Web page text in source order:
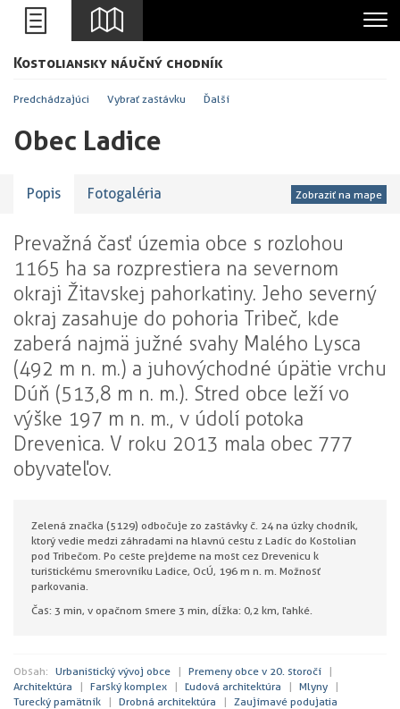
+
-
Kostoliansky náučný chodník
Predchádzajúci Vybrať zastávku Ďalší
Obec Ladice
Popis Fotogaléria Zobraziť na mape
Prevažná časť územia obce s rozlohou
1165 ha sa rozprestiera na severnom
okraji Žitavskej pahorkatiny. Jeho severný
okraj zasahuje do pohoria Tribeč, kde
zaberá najmä južné svahy Malého Lysca
(492 m n. m.) a juhovýchodné úpätie vrchu
Dúň (513,8 m n. m.). Stred obce leží vo
výške 197 m n. m., v údolí potoka
Drevenica. V roku 2013 mala obec 777
obyvateľov.
Zelená značka (5129) odbočuje zo zastávky č. 24 na úzky chodník,
ktorý vedie medzi záhradami na hlavnú cestu z Ladíc do Kostolian
pod Tribečom. Po ceste prejdeme na most cez Drevenicu k
turistickému smerovníku Ladice, OcÚ, 196 m n. m. Možnosť
parkovania.
Čas: 3 min, v opačnom smere 3 min, dĺžka: 0,2 km, ľahké.
Obsah: Urbanistický vývoj obce
Premeny obce v 20. storočí
Architektúra
Farský komplex Ľudová architektúra
Mlyny
Turecký pamätník
Drobná architektúra Zaujímavé podujatia